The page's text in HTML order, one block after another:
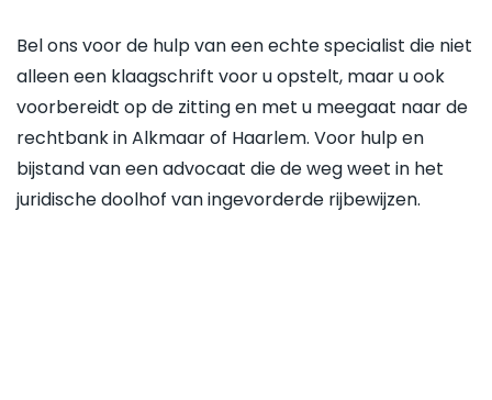
Bel ons voor de hulp van een echte specialist die niet
alleen een klaagschrift voor u opstelt, maar u ook
voorbereidt op de zitting en met u meegaat naar de
rechtbank in Alkmaar of Haarlem. Voor hulp en
bijstand van een advocaat die de weg weet in het
juridische doolhof van ingevorderde rijbewijzen.